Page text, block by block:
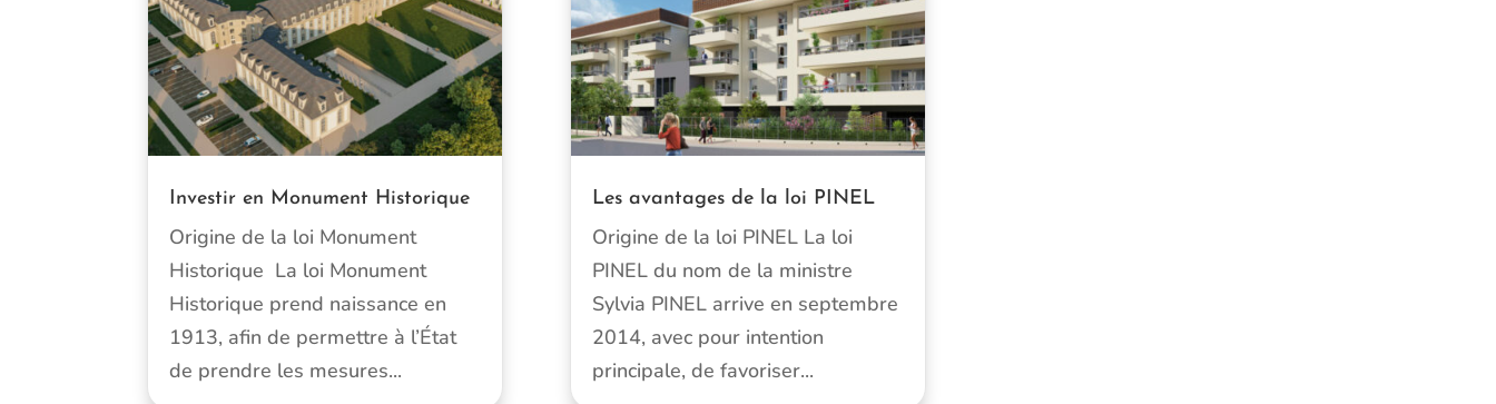
Investir en Monument Historique
Origine de la loi Monument
Historique La loi Monument
Historique prend naissance en
1913, afin de permettre à l’État
de prendre les mesures...
Les avantages de la loi PINEL
Origine de la loi PINEL La loi
PINEL du nom de la ministre
Sylvia PINEL arrive en septembre
2014, avec pour intention
principale, de favoriser...